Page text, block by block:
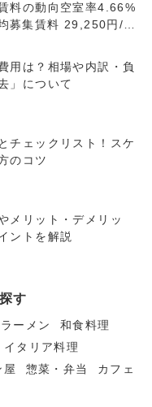
料の動向空室率4.66%
募集賃料 29,250円/坪
用は？相場や内訳・負
」について
チェックリスト！スケ
のコツ
メリット・デメリッ
ントを解説
す
ラーメン
和食料理
イタリア料理
屋 惣菜・弁当
カフェ